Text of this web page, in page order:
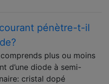
pénètre-t-il
plus ou moins
d’une diode à semi-
cristal dopé